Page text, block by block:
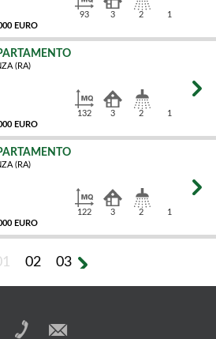
EURO
93 3 2 1
(RA)
EURO
132 3 2 1
(RA)
EURO
122
MQ
3 2 1
02 03